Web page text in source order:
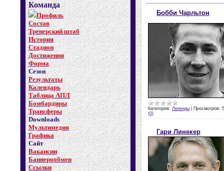
Команда
Профиль
Состав
Тренерский штаб
История
Стадион
Достижения
Форма
Сезон
Результаты
Календарь
Таблица АПЛ
Бомбардиры
Трансферы
Downloads
Мультимедия
Графика
Сайт
Вакансии
Баннерообмен
Ссылки
Бобби Чарльтон
Категория: Легенды Просмотров:
(0)
Гари Линекер